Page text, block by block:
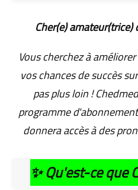
Cher(e)
Vous cherchez à
vos chances de succès
pas plus loin !
programme
donnera accès à des
✨Qu'est-ce que